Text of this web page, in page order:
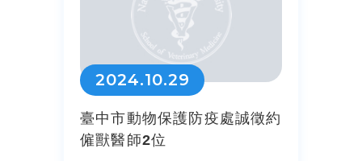
2024.10.29
臺中市動物保護防疫處誠徵約
僱獸醫師2位